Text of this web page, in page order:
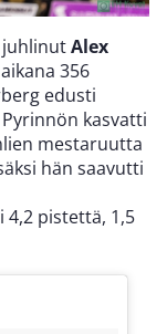
juhlinutAlex
356
edusti
kasvatti
mestaruutta
hän saavutti
pistettä, 1,5